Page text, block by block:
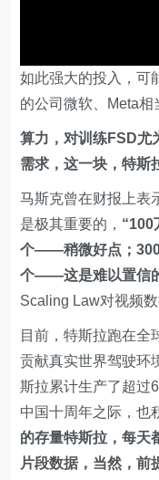
如此强大的投入，可
的公司微软、Meta相
算力，对训练FSD尤
需求，这一块，特斯
马斯克曾在财报上表
是极其重要的，
个——稍微好点；
个——这是难以置信
Scaling Law对视频数
目前，特斯拉跑在全
贡献真实世界驾驶环
斯拉累计生产了超过
中国十周年之际，也
的存量特斯拉，每天
片段数据，当然，前